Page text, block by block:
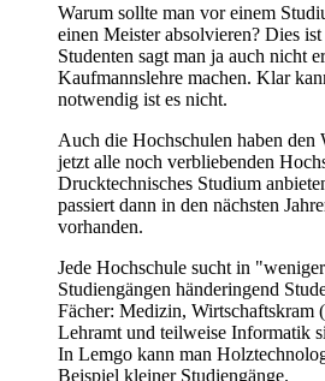
Warum sollte man vor einem
einen Meister absolvieren? Dies
Studenten sagt man ja auch nicht
Kaufmannslehre machen. Klar
notwendig ist es nicht.
Auch die Hochschulen haben den
jetzt alle noch verbliebenden
Drucktechnisches Studium
passiert dann in den nächsten
vorhanden.
Jede Hochschule sucht in
Studiengängen händeringend
Fächer: Medizin, Wirtschaftskram
Lehramt und teilweise Informatik
In Lemgo kann man
Beispiel kleiner Studiengänge.